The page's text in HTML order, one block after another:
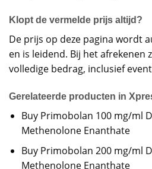
Klopt de vermelde prijs altijd?
De prijs op deze pagina wordt
en is leidend. Bij het afrekenen
volledige bedrag, inclusief
Gerelateerde producten in
Buy Primobolan 100 mg/ml
Methenolone Enanthate
Buy Primobolan 200 mg/ml
Methenolone Enanthate